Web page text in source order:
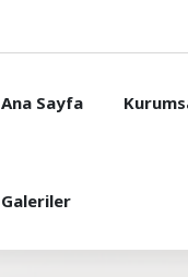
Ana Sayfa
Galeriler